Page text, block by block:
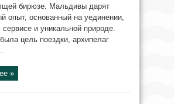
бирюзе. Мальдивы дарят
опыт, основанный на уединении,
сервисе и уникальной природе.
цель поездки, архипелаг
»